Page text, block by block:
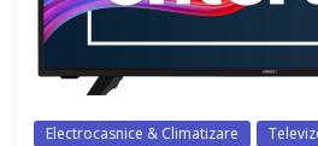
dezvoltat, cu Flexor
dispozitiv pentru
Electrocasnice & Climatizare